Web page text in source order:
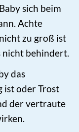
sich beim
Achte
zu groß ist
nicht behindert.
das
ist oder Trost
der vertraute